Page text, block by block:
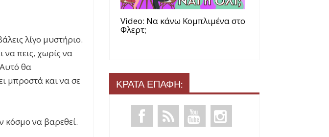
λίγο μυστήριο.
να πεις, χωρίς να
θα
μπροστά και να σε
κόσμο να βαρεθεί.
Video: Να κάνω Κομπλιμένα στο
Φλερτ;
ΚΡΑΤΑ ΕΠΑΦΗ: